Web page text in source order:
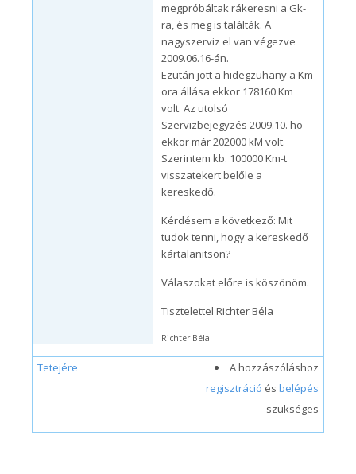
megpróbáltak rákeresni a Gk-
ra, és meg is találták. A
nagyszerviz el van végezve
2009.06.16-án.
Ezután jött a hidegzuhany a Km
ora állása ekkor 178160 Km
volt. Az utolsó
Szervizbejegyzés 2009.10. ho
ekkor már 202000 kM volt.
Szerintem kb. 100000 Km-t
visszatekert belőle a
kereskedő.
Kérdésem a következő: Mit
tudok tenni, hogy a kereskedő
kártalanitson?
Válaszokat előre is köszönöm.
Tisztelettel Richter Béla
Richter Béla
Tetejére
A hozzászóláshoz
regisztráció és belépés
szükséges